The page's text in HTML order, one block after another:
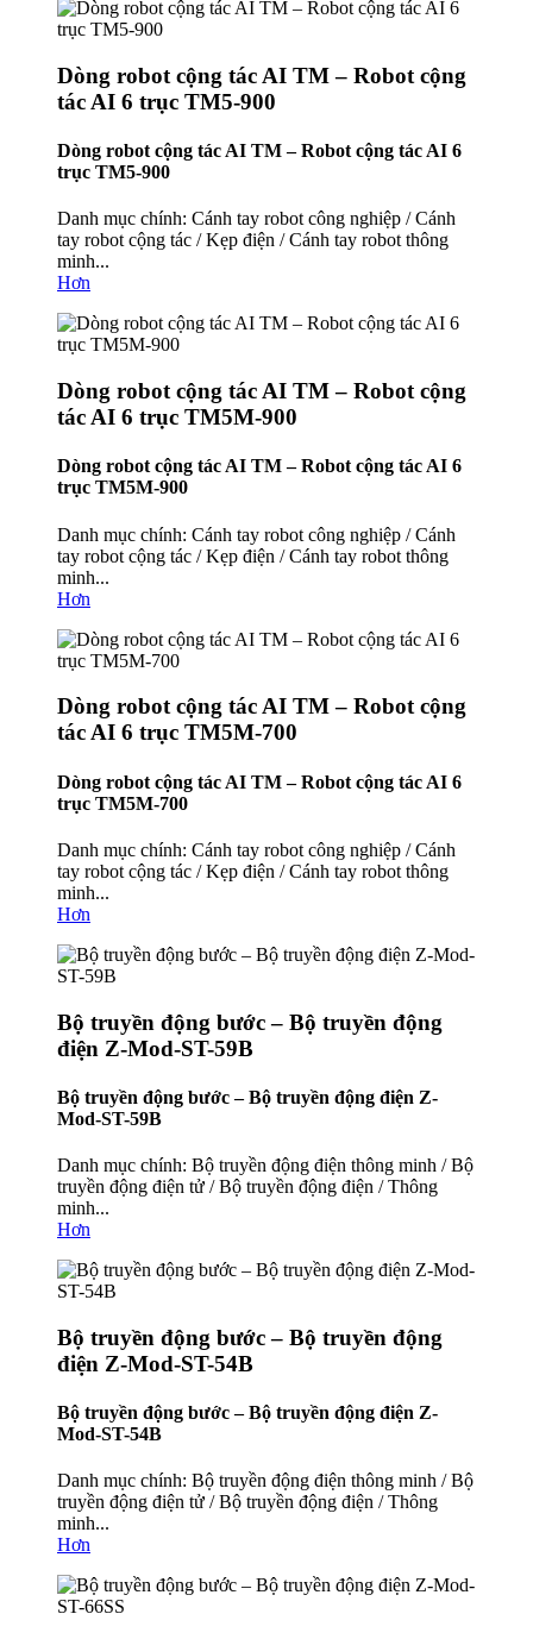
Dòng robot cộng tác AI TM – Robot cộng
tác AI 6 trục TM5-900
Dòng robot cộng tác AI TM – Robot cộng tác AI 6
trục TM5-900
Danh mục chính: Cánh tay robot công nghiệp / Cánh
tay robot cộng tác / Kẹp điện / Cánh tay robot thông
minh...
Hơn
Dòng robot cộng tác AI TM – Robot cộng
tác AI 6 trục TM5M-900
Dòng robot cộng tác AI TM – Robot cộng tác AI 6
trục TM5M-900
Danh mục chính: Cánh tay robot công nghiệp / Cánh
tay robot cộng tác / Kẹp điện / Cánh tay robot thông
minh...
Hơn
Dòng robot cộng tác AI TM – Robot cộng
tác AI 6 trục TM5M-700
Dòng robot cộng tác AI TM – Robot cộng tác AI 6
trục TM5M-700
Danh mục chính: Cánh tay robot công nghiệp / Cánh
tay robot cộng tác / Kẹp điện / Cánh tay robot thông
minh...
Hơn
Bộ truyền động bước – Bộ truyền động
điện Z-Mod-ST-59B
Bộ truyền động bước – Bộ truyền động điện Z-
Mod-ST-59B
Danh mục chính: Bộ truyền động điện thông minh / Bộ
truyền động điện tử / Bộ truyền động điện / Thông
minh...
Hơn
Bộ truyền động bước – Bộ truyền động
điện Z-Mod-ST-54B
Bộ truyền động bước – Bộ truyền động điện Z-
Mod-ST-54B
Danh mục chính: Bộ truyền động điện thông minh / Bộ
truyền động điện tử / Bộ truyền động điện / Thông
minh...
Hơn